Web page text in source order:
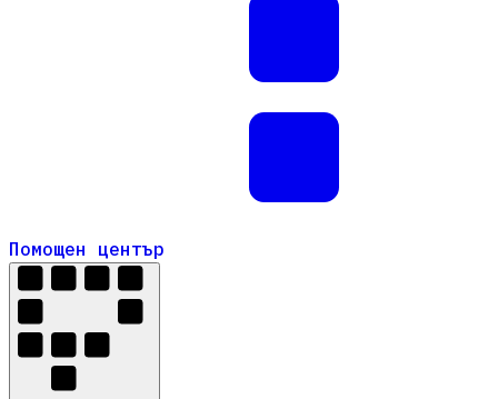
Помощен център
Помощен център